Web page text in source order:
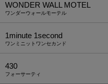
WONDER WALL MOTEL
ワンダーウォールモーテル
1minute​ 1second
ワンミニットワンセカンド
430
フォーサーティ